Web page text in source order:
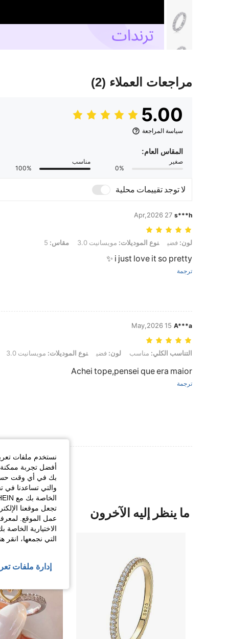
مراجعات العملاء (2)
5.00
سياسة المراجعة
المقاس العام:
صغير
0%
مناسب
100%
لا توجد تقييمات محلية
s***h
27 Apr,2026
لون: فضي, نوع الموديلات: مويسانيت 3.0, مقاس: 5
لون: فضي نوع الموديلات: مويسانيت 3.0 مقاس:
i just love it so pretty ✨
ترجمة
A***a
15 May,2026
التناسب الكلي: مناسب, لون: فضي, نوع الموديلات: مويسانيت 3.0, مقاس: 7
التناسب الكلي: مناسب لون: فضي نوع الموديلات: مويسانيت 3.0
Achei tope,pensei que era maior
ترجمة
ما ينظر إليه الآخرون
نستخدم ملفات
أفضل تجربة ممكنة
بك في أي وقت حسب
والتي تساعدنا في
تجعل موقعنا
عمل الموقع.
الاختيارية
التي نجمعها، انقر
إدارة ملفات